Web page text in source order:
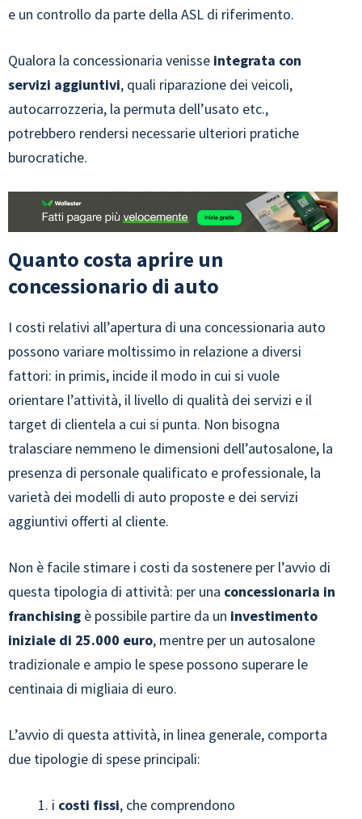
e un controllo da parte della ASL di riferimento.
Qualora la concessionaria venisse integrata con
servizi aggiuntivi, quali riparazione dei veicoli,
autocarrozzeria, la permuta dell’usato etc.,
potrebbero rendersi necessarie ulteriori pratiche
burocratiche.
Quanto costa aprire un
concessionario di auto
I costi relativi all’apertura di una concessionaria auto
possono variare moltissimo in relazione a diversi
fattori: in primis, incide il modo in cui si vuole
orientare l’attività, il livello di qualità dei servizi e il
target di clientela a cui si punta. Non bisogna
tralasciare nemmeno le dimensioni dell’autosalone, la
presenza di personale qualificato e professionale, la
varietà dei modelli di auto proposte e dei servizi
aggiuntivi offerti al cliente.
Non è facile stimare i costi da sostenere per l’avvio di
questa tipologia di attività: per una concessionaria in
franchising è possibile partire da un investimento
iniziale di 25.000 euro, mentre per un autosalone
tradizionale e ampio le spese possono superare le
centinaia di migliaia di euro.
L’avvio di questa attività, in linea generale, comporta
due tipologie di spese principali:
i costi fissi, che comprendono